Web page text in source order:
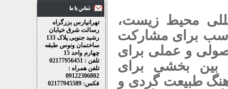
محیط زیست،
برای مشارکت
و عملی برای
بین بخشی برای
طبیعت گردی و
تهرانپارس بزرگراه
رسالت شرق خیابان
رشید جنوبی پلاک 133
ساختمان ونوس طبقه
چهارم واحد 15
تلفن : 02177956451
تلفن همراه :
09122306802
فکس: 02177945589